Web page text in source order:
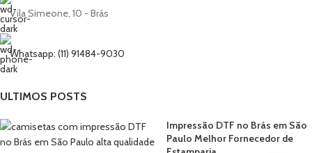
Vila Simeone, 10 - Brás
Whatsapp: (11) 91484-9030
ULTIMOS POSTS
Impressão DTF no Brás em São
Paulo Melhor Fornecedor de